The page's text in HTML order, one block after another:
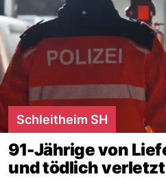
Schleitheim SH
91-Jährige von
und tödlich verletzt